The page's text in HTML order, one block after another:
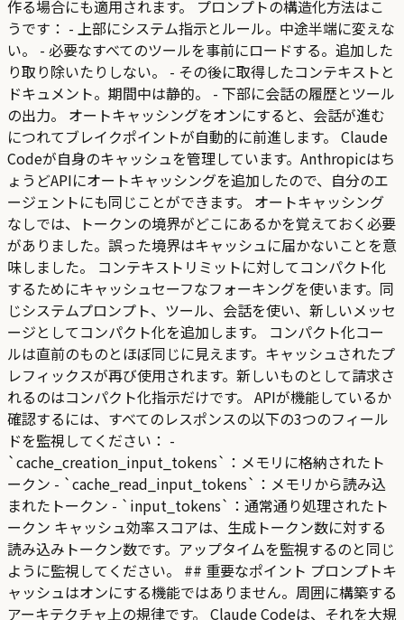
作る場合にも適用されます。 プロンプトの構造化方法はこ
うです： - 上部にシステム指示とルール。中途半端に変えな
い。 - 必要なすべてのツールを事前にロードする。追加した
り取り除いたりしない。 - その後に取得したコンテキストと
ドキュメント。期間中は静的。 - 下部に会話の履歴とツール
の出力。 オートキャッシングをオンにすると、会話が進む
につれてブレイクポイントが自動的に前進します。 Claude
Codeが自身のキャッシュを管理しています。Anthropicはち
ょうどAPIにオートキャッシングを追加したので、自分のエ
ージェントにも同じことができます。 オートキャッシング
なしでは、トークンの境界がどこにあるかを覚えておく必要
がありました。誤った境界はキャッシュに届かないことを意
味しました。 コンテキストリミットに対してコンパクト化
するためにキャッシュセーフなフォーキングを使います。同
じシステムプロンプト、ツール、会話を使い、新しいメッセ
ージとしてコンパクト化を追加します。 コンパクト化コー
ルは直前のものとほぼ同じに見えます。キャッシュされたプ
レフィックスが再び使用されます。新しいものとして請求さ
れるのはコンパクト化指示だけです。 APIが機能しているか
確認するには、すべてのレスポンスの以下の3つのフィール
ドを監視してください： -
`cache_creation_input_tokens`：メモリに格納されたト
ークン - `cache_read_input_tokens`：メモリから読み込
まれたトークン - `input_tokens`：通常通り処理されたト
ークン キャッシュ効率スコアは、生成トークン数に対する
読み込みトークン数です。アップタイムを監視するのと同じ
ように監視してください。 ## 重要なポイント プロンプトキ
ャッシュはオンにする機能ではありません。周囲に構築する
アーキテクチャ上の規律です。 Claude Codeは、それを大規